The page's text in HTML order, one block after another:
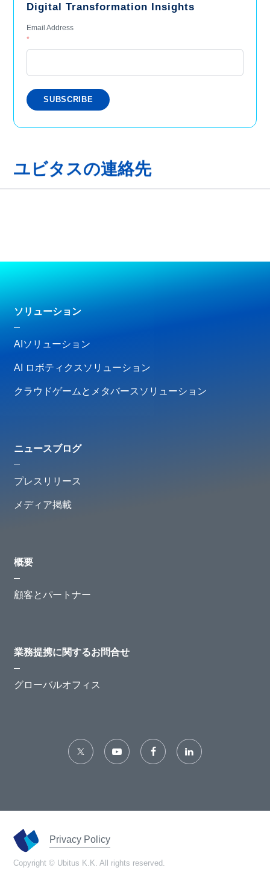
Digital Transformation Insights
Email Address
*
ユビタスの連絡先
ソリューション
AIソリューション
AI ロボティクスソリューション
クラウドゲームとメタバースソリューション
ニュースブログ
プレスリリース
メディア掲載
概要
顧客とパートナー
業務提携に関するお問合せ
グローバルオフィス
Privacy Policy
Copyright © Ubitus K.K. All rights reserved.